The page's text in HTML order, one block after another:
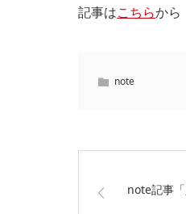
記事はこちらから
note
note記事